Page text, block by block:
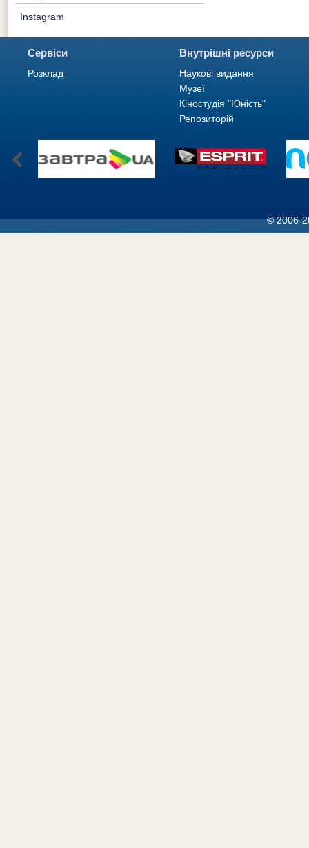
Instagram
Сервіси
Розклад
Внутрішні ресурси
Наукові видання
Музеї
Кіностудія "Юність"
Репозиторій
© 2006-